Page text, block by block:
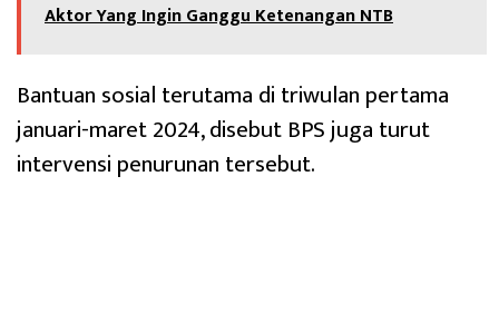
Aktor Yang Ingin Ganggu Ketenangan NTB
Bantuan sosial terutama di triwulan pertama
januari-maret 2024, disebut BPS juga turut
intervensi penurunan tersebut.